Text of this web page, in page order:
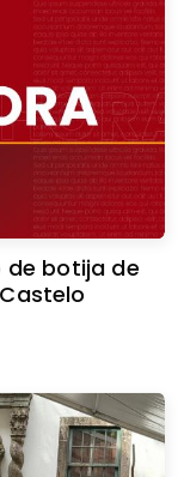
de botija de